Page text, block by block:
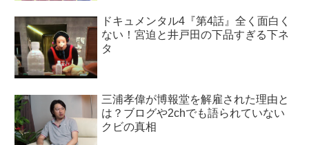
ドキュメンタル4『第4話』全く面白く
ない！宮迫と井戸田の下品すぎる下ネ
タ
三浦孝偉が博報堂を解雇された理由と
は？ブログや2chでも語られていない
クビの真相